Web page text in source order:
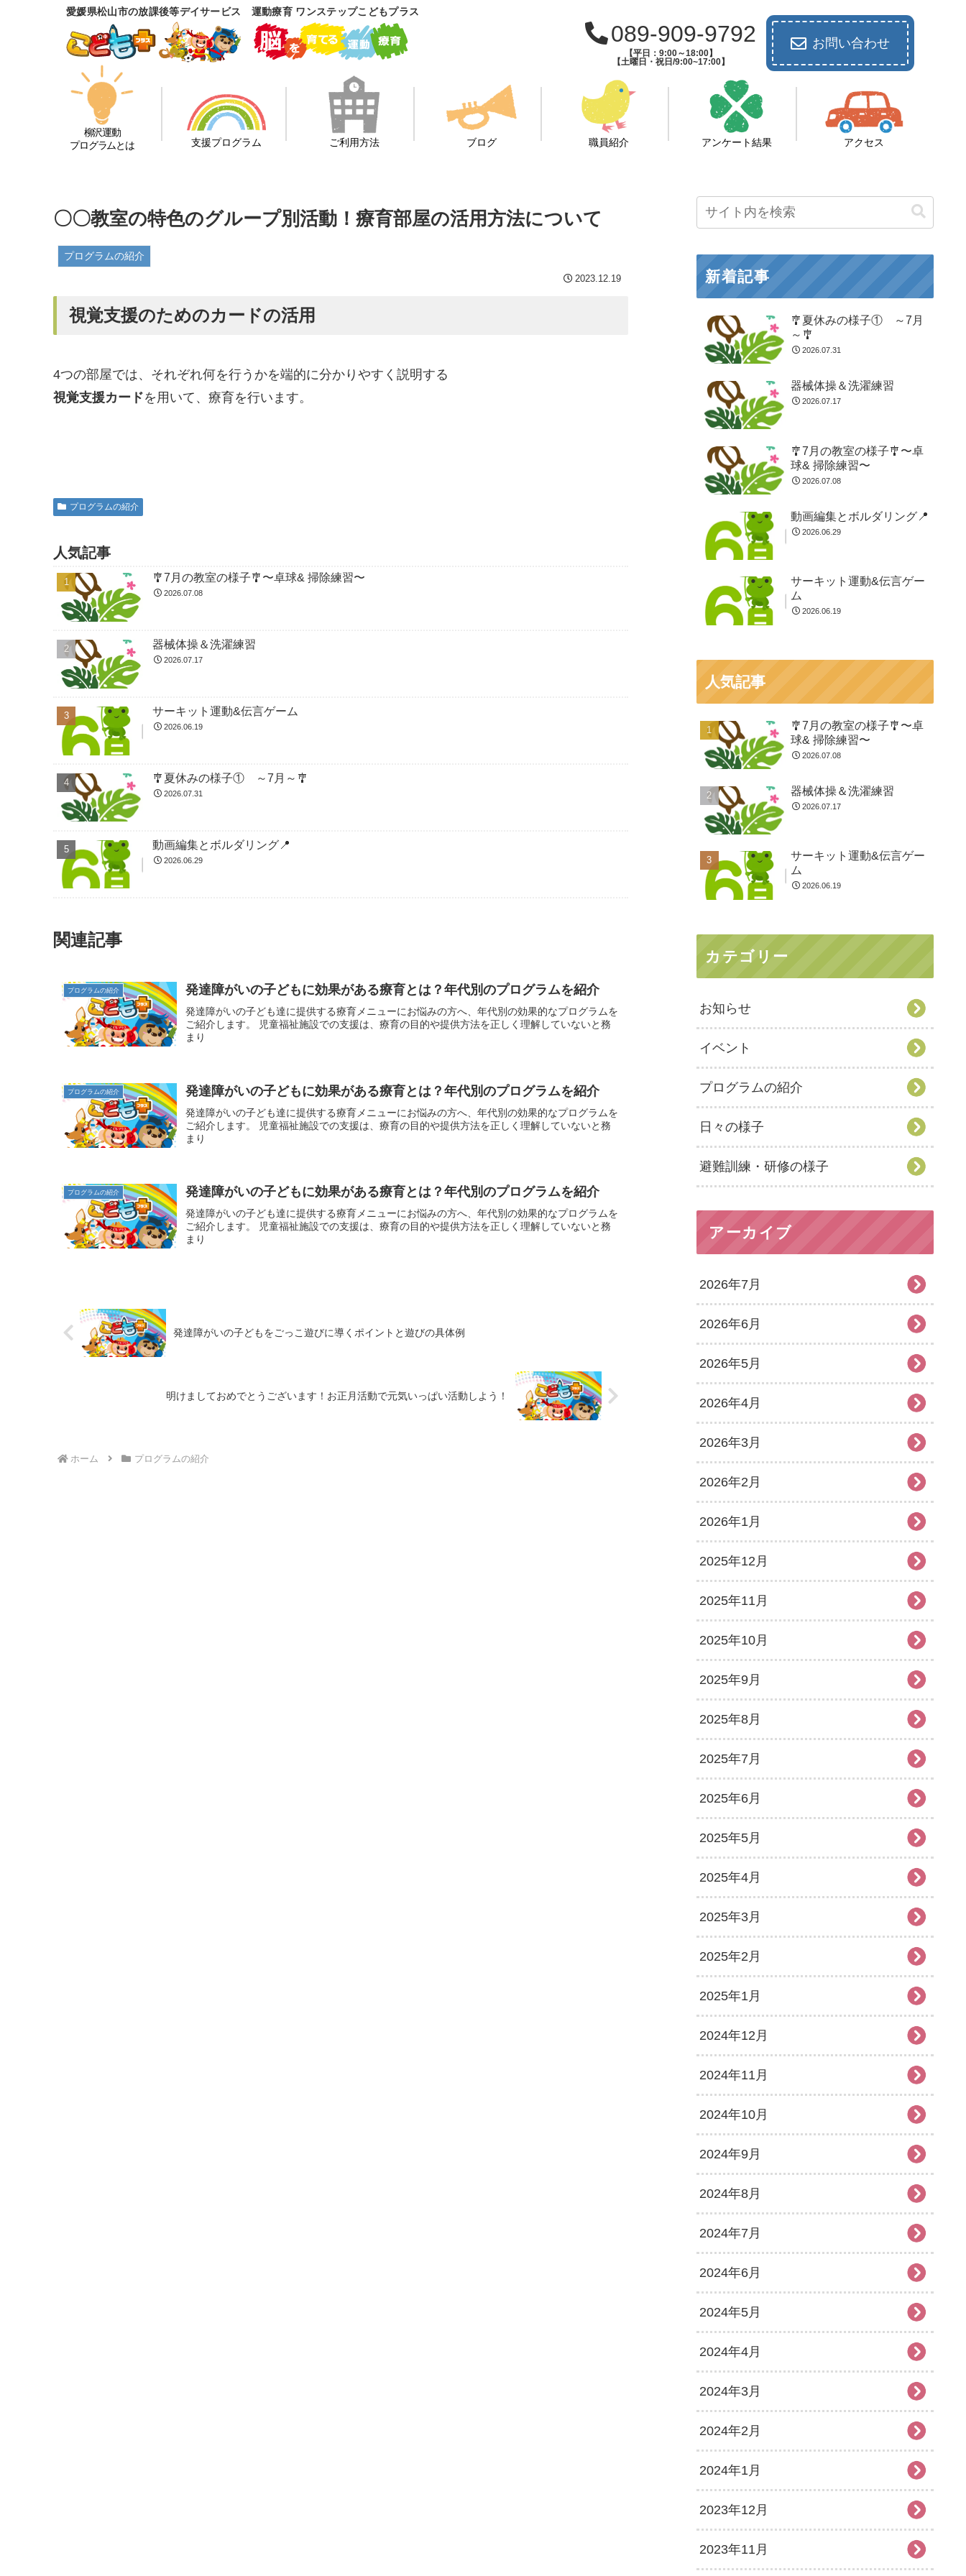
愛媛県松山市の放課後等デイサービス 運動療育 ワンステップこどもプラス
089-909-9792
【平日：9:00～18:00】
【土曜日・祝日/9:00~17:00】
お問い合わせ
柳沢運動
プログラムとは
支援プログラム ご利用方法 ブログ 職員紹介 アンケート結果 アクセス
〇〇教室の特色のグループ別活動！療育部屋の活用方法について
プログラムの紹介
2023.12.19
視覚支援のためのカードの活用
4つの部屋では、それぞれ何を行うかを端的に分かりやすく説明する
視覚支援カードを用いて、療育を行います。
プログラムの紹介
人気記事
🎐7月の教室の様子🎐〜卓球& 掃除練習〜
2026.07.08
器械体操＆洗濯練習
2026.07.17
サーキット運動&伝言ゲーム
2026.06.19
🎐夏休みの様子① ～7月～🎐
2026.07.31
動画編集とボルダリング📍
2026.06.29
関連記事
プログラムの紹介 発達障がいの子どもに効果がある療育とは？年代別のプログラムを紹介
発達障がいの子ども達に提供する療育メニューにお悩みの方へ、年代別の効果的なプログラムを
ご紹介します。 児童福祉施設での支援は、療育の目的や提供方法を正しく理解していないと務
まり
プログラムの紹介 発達障がいの子どもに効果がある療育とは？年代別のプログラムを紹介
発達障がいの子ども達に提供する療育メニューにお悩みの方へ、年代別の効果的なプログラムを
ご紹介します。 児童福祉施設での支援は、療育の目的や提供方法を正しく理解していないと務
まり
プログラムの紹介 発達障がいの子どもに効果がある療育とは？年代別のプログラムを紹介
発達障がいの子ども達に提供する療育メニューにお悩みの方へ、年代別の効果的なプログラムを
ご紹介します。 児童福祉施設での支援は、療育の目的や提供方法を正しく理解していないと務
まり
発達障がいの子どもをごっこ遊びに導くポイントと遊びの具体例
明けましておめでとうございます！お正月活動で元気いっぱい活動しよう！
ホーム プログラムの紹介
新着記事
🎐夏休みの様子① ～7月
～🎐
2026.07.31
器械体操＆洗濯練習
2026.07.17
🎐7月の教室の様子🎐〜卓
球& 掃除練習〜
2026.07.08
動画編集とボルダリング📍
2026.06.29
サーキット運動&伝言ゲー
ム
2026.06.19
人気記事
🎐7月の教室の様子🎐〜卓
球& 掃除練習〜
2026.07.08
器械体操＆洗濯練習
2026.07.17
サーキット運動&伝言ゲー
ム
2026.06.19
カテゴリー
お知らせ
イベント
プログラムの紹介
日々の様子
避難訓練・研修の様子
アーカイブ
2026年7月
2026年6月
2026年5月
2026年4月
2026年3月
2026年2月
2026年1月
2025年12月
2025年11月
2025年10月
2025年9月
2025年8月
2025年7月
2025年6月
2025年5月
2025年4月
2025年3月
2025年2月
2025年1月
2024年12月
2024年11月
2024年10月
2024年9月
2024年8月
2024年7月
2024年6月
2024年5月
2024年4月
2024年3月
2024年2月
2024年1月
2023年12月
2023年11月